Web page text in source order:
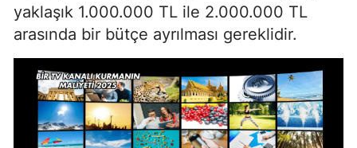
yaklaşık 1.000.000 TL ile 2.000.000 TL
arasında bir bütçe ayrılması gereklidir.